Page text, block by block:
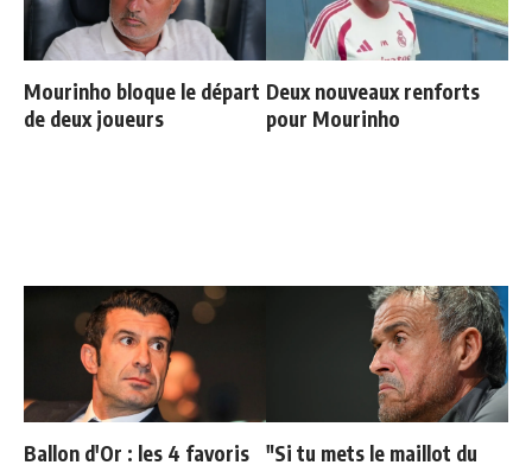
Mourinho bloque le départ
de deux joueurs
Deux nouveaux renforts
pour Mourinho
Ballon d'Or : les 4 favoris "Si tu mets le maillot du